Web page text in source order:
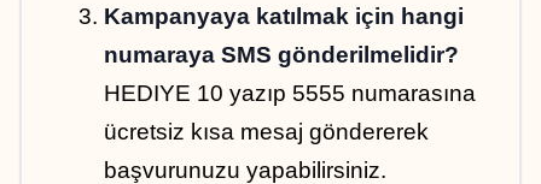
Kampanyaya katılmak için hangi
numaraya SMS gönderilmelidir?
HEDIYE 10 yazıp 5555 numarasına
ücretsiz kısa mesaj göndererek
başvurunuzu yapabilirsiniz.